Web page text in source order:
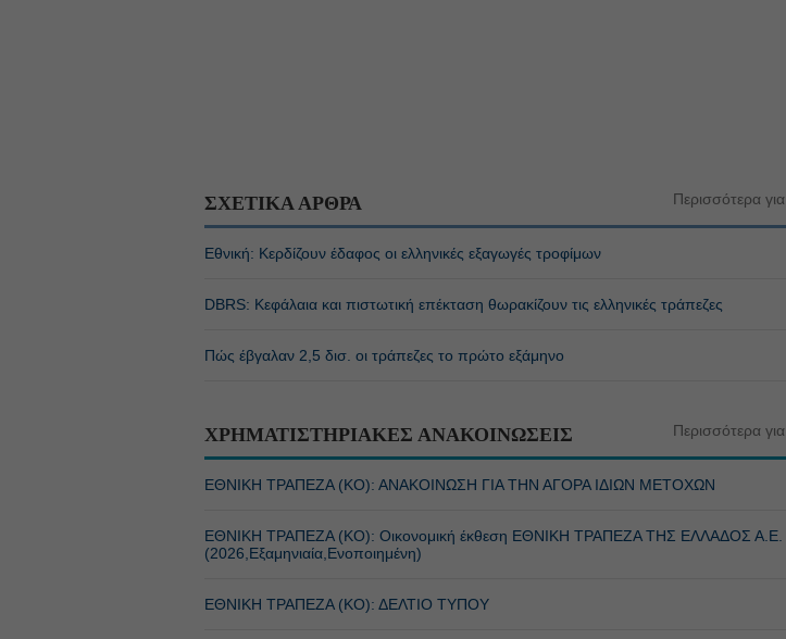
ΣΧΕΤΙΚΑ ΑΡΘΡΑ Περισσότερα για
Εθνική: Κερδίζουν έδαφος οι ελληνικές εξαγωγές τροφίμων
DBRS: Κεφάλαια και πιστωτική επέκταση θωρακίζουν τις ελληνικές τράπεζες
Πώς έβγαλαν 2,5 δισ. οι τράπεζες το πρώτο εξάμηνο
ΧΡΗΜΑΤΙΣΤΗΡΙΑΚΕΣ ΑΝΑΚΟΙΝΩΣΕΙΣ Περισσότερα για
ΕΘΝΙΚΗ ΤΡΑΠΕΖΑ (KO): ΑΝΑΚΟΙΝΩΣΗ ΓΙΑ ΤΗΝ ΑΓΟΡΑ ΙΔΙΩΝ ΜΕΤΟΧΩΝ
ΕΘΝΙΚΗ ΤΡΑΠΕΖΑ (KO): Οικονομική έκθεση ΕΘΝΙΚΗ ΤΡΑΠΕΖΑ ΤΗΣ ΕΛΛΑΔΟΣ Α.Ε.
(2026,Εξαμηνιαία,Ενοποιημένη)
ΕΘΝΙΚΗ ΤΡΑΠΕΖΑ (KO): ΔΕΛΤΙΟ ΤΥΠΟΥ